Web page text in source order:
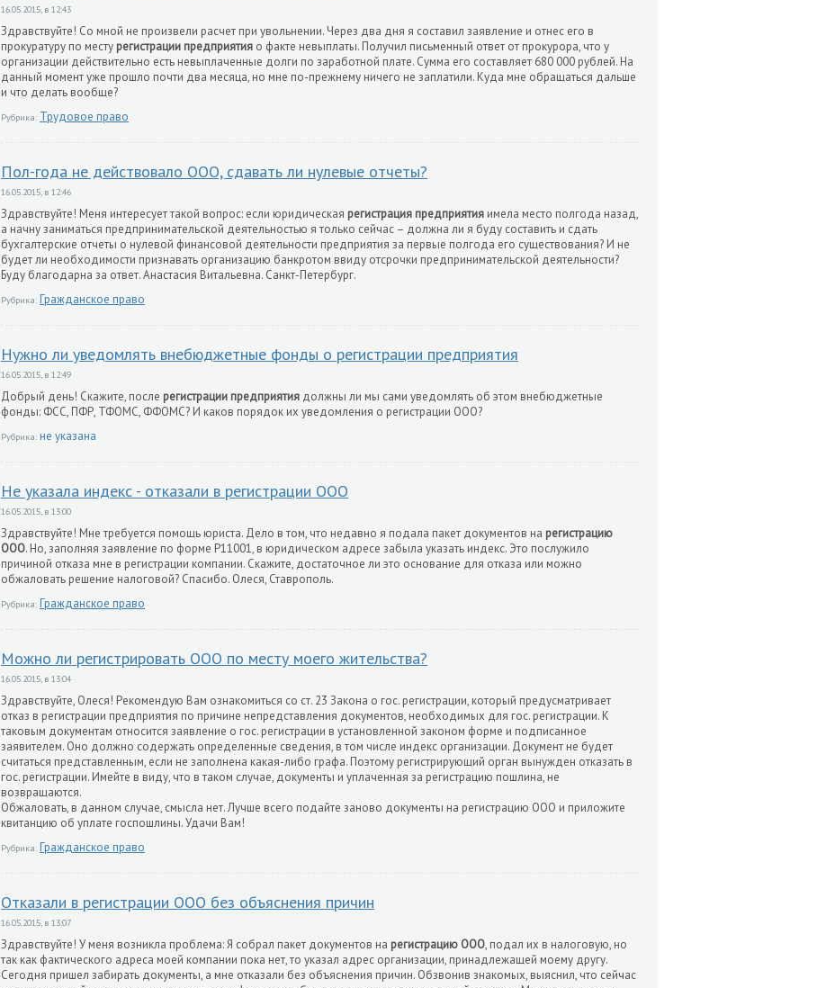
16.05.2015, в 12:43
Здравствуйте! Со мной не произвели расчет при увольнении. Через два дня я составил заявление и отнес его в
прокуратуру по месту регистрации предприятия о факте невыплаты. Получил письменный ответ от прокурора, что у
организации действительно есть невыплаченные долги по заработной плате. Сумма его составляет 680 000 рублей. На
данный момент уже прошло почти два месяца, но мне по-прежнему ничего не заплатили. Куда мне обращаться дальше
и что делать вообще?
Рубрика: Трудовое право
Пол-года не действовало ООО, сдавать ли нулевые отчеты?
16.05.2015, в 12:46
Здравствуйте! Меня интересует такой вопрос: если юридическая регистрация предприятия имела место полгода назад,
а начну заниматься предпринимательской деятельностью я только сейчас – должна ли я буду составить и сдать
бухгалтерские отчеты о нулевой финансовой деятельности предприятия за первые полгода его существования? И не
будет ли необходимости признавать организацию банкротом ввиду отсрочки предпринимательской деятельности?
Буду благодарна за ответ. Анастасия Витальевна. Санкт-Петербург.
Рубрика: Гражданское право
Нужно ли уведомлять внебюджетные фонды о регистрации предприятия
16.05.2015, в 12:49
Добрый день! Скажите, после регистрации предприятия должны ли мы сами уведомлять об этом внебюджетные
фонды: ФСС, ПФР, ТФОМС, ФФОМС? И каков порядок их уведомления о регистрации ООО?
Рубрика: не указана
Не указала индекс - отказали в регистрации ООО
16.05.2015, в 13:00
Здравствуйте! Мне требуется помощь юриста. Дело в том, что недавно я подала пакет документов на регистрацию
ООО. Но, заполняя заявление по форме Р11001, в юридическом адресе забыла указать индекс. Это послужило
причиной отказа мне в регистрации компании. Скажите, достаточное ли это основание для отказа или можно
обжаловать решение налоговой? Спасибо. Олеся, Ставрополь.
Рубрика: Гражданское право
Можно ли регистрировать ООО по месту моего жительства?
16.05.2015, в 13:04
Здравствуйте, Олеся! Рекомендую Вам ознакомиться со ст. 23 Закона о гос. регистрации, который предусматривает
отказ в регистрации предприятия по причине непредставления документов, необходимых для гос. регистрации. К
таковым документам относится заявление о гос. регистрации в установленной законом форме и подписанное
заявителем. Оно должно содержать определенные сведения, в том числе индекс организации. Документ не будет
считаться представленным, если не заполнена какая-либо графа. Поэтому регистрирующий орган вынужден отказать в
гос. регистрации. Имейте в виду, что в таком случае, документы и уплаченная за регистрацию пошлина, не
возвращаются.
Обжаловать, в данном случае, смысла нет. Лучше всего подайте заново документы на регистрацию ООО и приложите
квитанцию об уплате госпошлины. Удачи Вам!
Рубрика: Гражданское право
Отказали в регистрации ООО без объяснения причин
16.05.2015, в 13:07
Здравствуйте! У меня возникла проблема: Я собрал пакет документов на регистрацию ООО, подал их в налоговую, но
так как фактического адреса моей компании пока нет, то указал адрес организации, принадлежащей моему другу.
Сегодня пришел забирать документы, а мне отказали без объяснения причин. Обзвонив знакомых, выяснил, что сейчас